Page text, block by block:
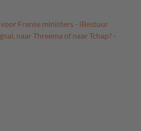
Franse ministers - iBestuur
naar Threema of naar Tchap? -